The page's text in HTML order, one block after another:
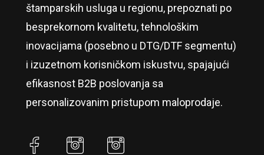
štamparskih usluga u regionu, prepoznati po
besprekornom kvalitetu, tehnološkim
inovacijama (posebno u DTG/DTF segmentu)
i izuzetnom korisničkom iskustvu, spajajući
efikasnost B2B poslovanja sa
personalizovanim pristupom maloprodaje.